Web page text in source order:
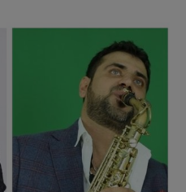
când Memiș
familia și
GESTUL care i-a
IMAGINILE: "Nu
a apucat..."